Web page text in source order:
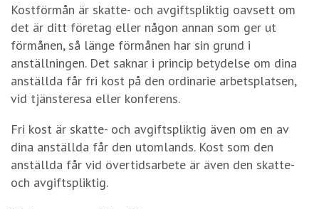
Kostförmån är skatte- och avgiftspliktig oavsett om
det är ditt företag eller någon annan som ger ut
förmånen, så länge förmånen har sin grund i
anställningen. Det saknar i princip betydelse om dina
anställda får fri kost på den ordinarie arbetsplatsen,
vid tjänsteresa eller konferens.
Fri kost är skatte- och avgiftspliktig även om en av
dina anställda får den utomlands. Kost som den
anställda får vid övertidsarbete är även den skatte-
och avgiftspliktig.